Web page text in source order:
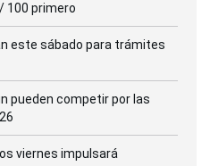
100 primero
este sábado para trámites
pueden competir por las
viernes impulsará